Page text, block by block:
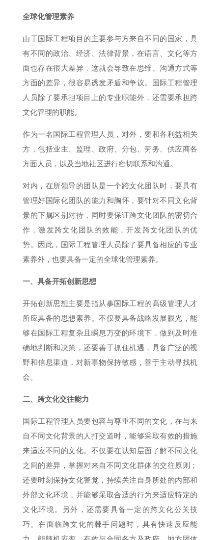
全球化管理素养
由于国际工程项目的主要参与方来自不同的国家，具
有不同的政治、经济、法律背景，在语言、文化等方
面也存在很大差异，这就会导致在思维、沟通方式等
方面的差异，很容易诱发矛盾和争议。国际工程管理
人员除了要承担项目上的专业职能外，还需要承担跨
文化管理的职能。
作为一名国际工程管理人员，对外，要和各利益相关
方，包括业主、监理、政府、分包、劳务、供应商各
方面人员，以及当地社区进行密切联系和沟通。
对内，在所领导的团队是一个跨文化团队时，要具有
管理好国际化团队的能力和胸怀，要针对不同文化背
景的下属区别对待，同时要保证跨文化团队的密切合
作，激发跨文化团队的效能，开发跨文化团队的优
势。因此，国际工程管理人员除了要具备相应的专业
素养外，也要具备一定的全球化管理素养。
一、具备开拓创新思想
开拓创新思想主要是指从事国际工程的高级管理人才
所应具备的思想素养。不仅要具备战略发展眼光，能
够在国际工程复杂且瞬息万变的环境下，做到及时准
确地判断和决策，还要善于抓住机遇，具备广泛的视
野和信息渠道，对新事物保持敏感，善于主动寻找机
会。
二、跨文化交往能力
国际工程管理人员要包容与尊重不同的文化，在与来
自不同文化背景的人打交道时，能够采取有效的措施
来适应不同的文化。不仅要在认知层面了解不同文化
之间的差异，掌握对来自不同文化群体的交往原则；
还要时刻保持文化警觉，持续关注自身所处的内部和
外部文化环境，并能够采取合适的行为来适应特定的
文化环境。另外，还需要具备一定的跨文化公关技
巧。在面临跨文化的棘手问题时，具有快速反应能